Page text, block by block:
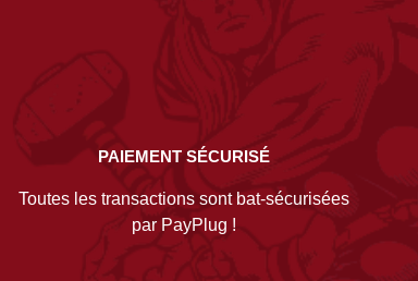
PAIEMENT SÉCURISÉ
Toutes les transactions sont bat-sécurisées
par PayPlug !